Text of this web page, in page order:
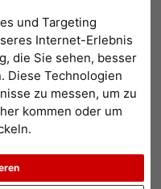
und Targeting
Internet-Erlebnis
die Sie sehen, besser
Diese Technologien
zu messen, um zu
kommen oder um